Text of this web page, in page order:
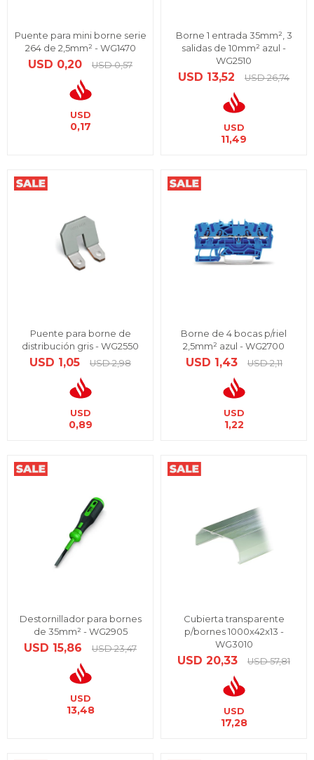
Puente para mini borne serie
264 de 2,5mm² - WG1470
USD 0,20 USD 0,57
USD
0,17
Borne 1 entrada 35mm², 3
salidas de 10mm² azul -
WG2510
USD 13,52 USD 26,74
USD
11,49
Puente para borne de
distribución gris - WG2550
USD 1,05 USD 2,98
USD
0,89
Borne de 4 bocas p/riel
2,5mm² azul - WG2700
USD 1,43 USD 2,11
USD
1,22
Destornillador para bornes
de 35mm² - WG2905
USD 15,86 USD 23,47
USD
13,48
Cubierta transparente
p/bornes 1000x42x13 -
WG3010
USD 20,33 USD 57,81
USD
17,28